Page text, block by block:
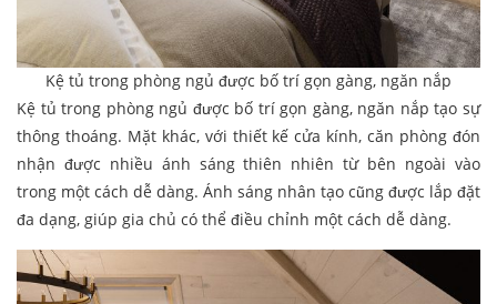
Kệ tủ trong phòng ngủ được bố trí gọn gàng, ngăn nắp
Kệ tủ trong phòng ngủ được bố trí gọn gàng, ngăn nắp tạo sự
thông thoáng. Mặt khác, với thiết kế cửa kính, căn phòng đón
nhận được nhiều ánh sáng thiên nhiên từ bên ngoài vào
trong một cách dễ dàng. Ánh sáng nhân tạo cũng được lắp đặt
đa dạng, giúp gia chủ có thể điều chỉnh một cách dễ dàng.